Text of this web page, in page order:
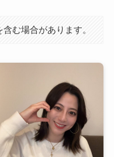
む場合があります。